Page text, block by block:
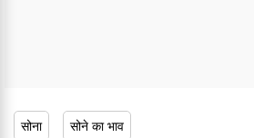
सोना सोने का भाव